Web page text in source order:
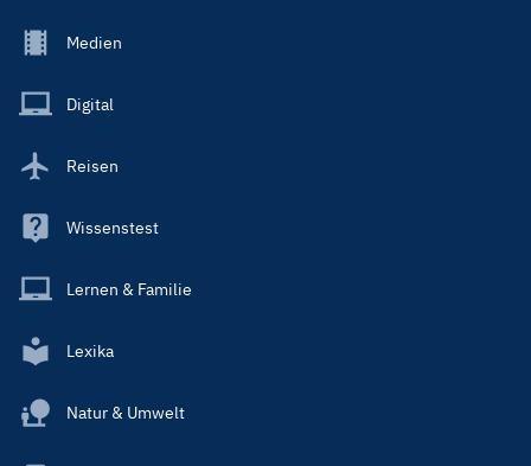
Footer
Main
Medien
Digital
Reisen
Wissenstest
Lernen & Familie
Lexika
Natur & Umwelt